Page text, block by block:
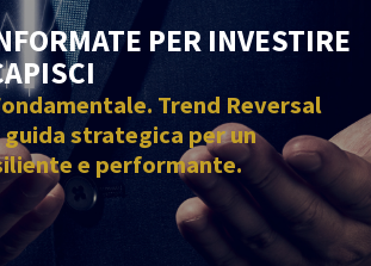
PER INVESTIRE
Trend Reversal
strategica per un
e performante.